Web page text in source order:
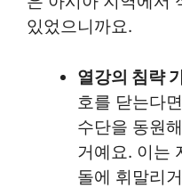
있었으니까요.
열강의 침략
호를 닫는다
수단을 동원
거예요. 이는
돌에 휘말리